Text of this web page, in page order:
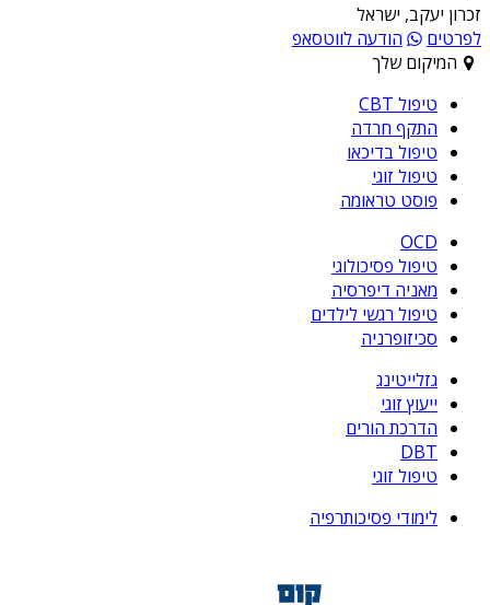
זכרון יעקב, ישראל
לפרטים
הודעה לווטסאפ
המיקום שלך
טיפול CBT
התקף חרדה
טיפול בדיכאו
טיפול זוגי
פוסט טראומה
OCD
טיפול פסיכולוגי
מאניה דיפרסיה
טיפול רגשי לילדים
סכיזופרניה
גזלייטינג
ייעוץ זוגי
הדרכת הורים
DBT
טיפול זוגי
לימודי פסיכותרפיה